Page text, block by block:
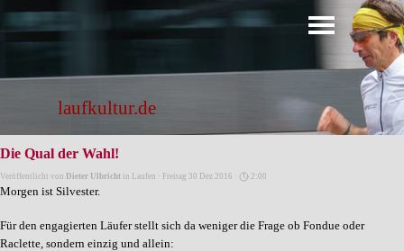
Direkt zum Seiteninhalt Menü überspringen
laufkultur.de
Die Qual der Wahl!
Veröffentlicht von Dieter Ulbricht in Laufen · Freitag 30 Dez 2016 · 2:00
Morgen ist Silvester.
Für den engagierten Läufer stellt sich da weniger die Frage ob Fondue oder
Raclette, sondern einzig und allein: